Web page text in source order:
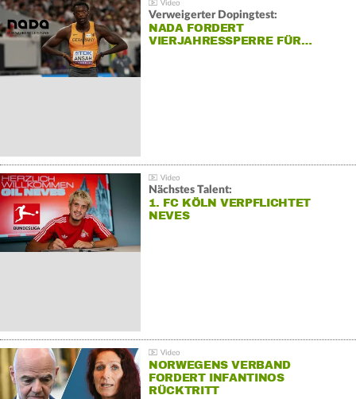
Verweigerter Dopingtest:
NADA FORDERT
VIERJAHRESSPERRE FÜR…
Nächstes Talent:
1. FC KÖLN VERPFLICHTET
NEVES
NORWEGENS VERBAND
FORDERT INFANTINOS
RÜCKTRITT